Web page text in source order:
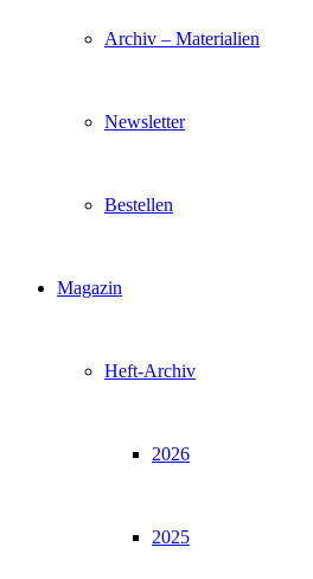
Archiv – Materialien
Newsletter
Bestellen
Magazin
Heft-Archiv
2026
2025